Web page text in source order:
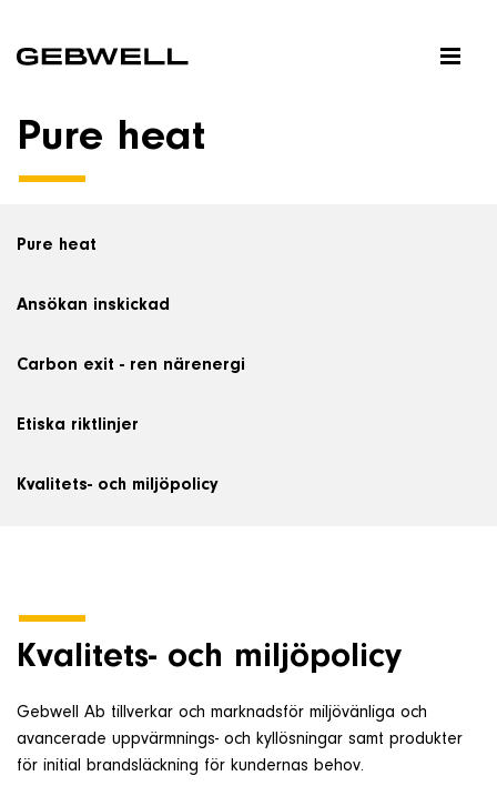
Hem
Lösningar
Referenser
SÖK
Telefon
Pure heat
Pure heat
Ansökan inskickad
Carbon exit - ren närenergi
Etiska riktlinjer
Kvalitets- och miljöpolicy
Kvalitets- och miljöpolicy
Gebwell Ab tillverkar och marknadsför miljövänliga och
avancerade uppvärmnings- och kyllösningar samt produkter
för initial brandsläckning för kundernas behov.